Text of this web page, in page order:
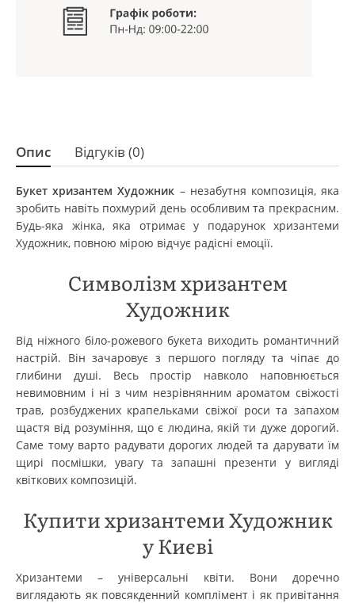
Опис Відгуків (0)
Букет хризантем Художник – незабутня композиція, яка
зробить навіть похмурий день особливим та прекрасним.
Будь-яка жінка, яка отримає у подарунок хризантеми
Художник, повною мірою відчує радісні емоції.
Символізм хризантем
Художник
Від ніжного біло-рожевого букета виходить романтичний
настрій. Він зачаровує з першого погляду та чіпає до
глибини душі. Весь простір навколо наповнюється
невимовним і ні з чим незрівнянним ароматом свіжості
трав, розбуджених крапельками свіжої роси та запахом
щастя від розуміння, що є людина, якій ти дуже дорогий.
Саме тому варто радувати дорогих людей та дарувати їм
щирі посмішки, увагу та запашні презенти у вигляді
квіткових композицій.
Купити хризантеми Художник
у Києві
Хризантеми – універсальні квіти. Вони доречно
виглядають як повсякденний комплімент і як привітання